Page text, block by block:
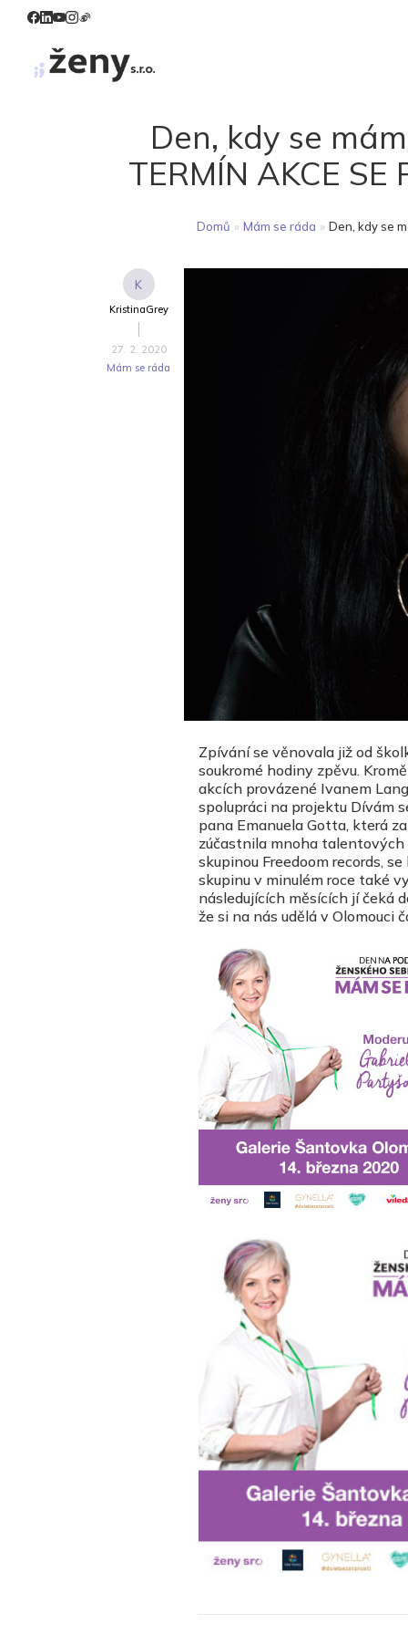
Den, kdy se
TERMÍN AKCE SE
Domů » Mám se ráda » Den, kdy se
K
KristinaGrey
27. 2. 2020
Mám se ráda
Zpívání se věnovala již od
soukromé hodiny zpěvu.
akcích provázené Ivanem
spolupráci na projektu Dívám
pana Emanuela Gotta, která
zúčastnila mnoha talentových
skupinou Freedoom records,
skupinu v minulém roce také
následujících měsících jí čeká
že si na nás udělá v Olomouci